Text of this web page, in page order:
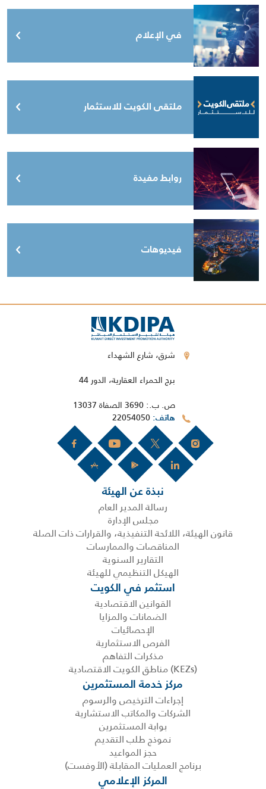
في الإعلام
ملتقى الكويت للاستثمار
روابط مفيدة
فيديوهات
شرق، شارع الشهداء
برج الحمراء العقارية، الدور 44
ص. ب.: 3690 الصفاة 13037
هاتف
نبذة عن الهيئة
رسالة المدير العام
مجلس الإدارة
قانون الهيئة، اللائحة التنفيذية، والقرارات ذات الصلة
المناقصات والممارسات
التقارير السنوية
الهيكل التنظيمي للهيئة
استثمر في الكويت
القوانين الاقتصادية
الضمانات والمزايا
الإحصائيات
الفرص الاستثمارية
مذكرات التفاهم
(KEZs) مناطق الكويت الاقتصادية
مركز خدمة المستثمرين
إجراءات الترخيص والرسوم
الشركات والمكاتب الاستشارية
بوابة المستثمرين
نموذج طلب التقديم
حجز المواعيد
برنامج العمليات المقابلة (الأوفست)
المركز الإعلامي